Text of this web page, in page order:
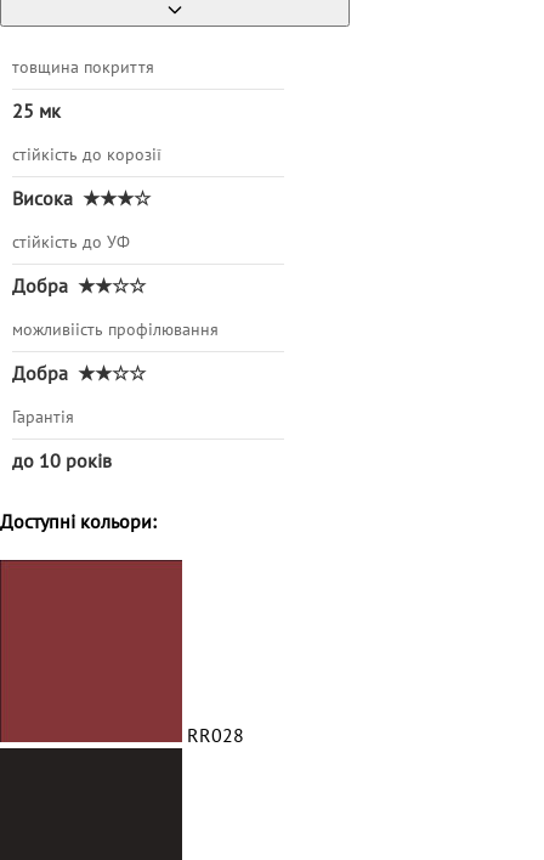
товщина покриття
25 мк
стійкість до корозії
Висока ★★★☆
стійкість до УФ
Добра ★★☆☆
можливіість профілювання
Добра ★★☆☆
Гарантія
до 10 років
Доступні кольори:
RR028